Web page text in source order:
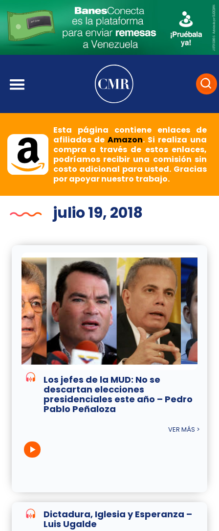
Esta página contiene enlaces de
afiliados deAmazon. Si realiza una
compra a través de estos enlaces,
podríamos recibir una comisión sin
costo adicional para usted. Gracias
por apoyar nuestro trabajo.
julio 19, 2018
Los jefes de la MUD: No se
descartan elecciones
presidenciales este año – Pedro
Pablo Peñaloza
VER MÁS >
Dictadura, Iglesia y Esperanza –
Luis Ugalde